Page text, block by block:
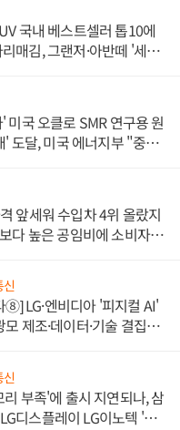
국내 베스트셀러 톱10에
매김, 그랜저·아반떼 '세단
미국 오클로 SMR 연구용 원
' 도달, 미국 에너지부 "중요
앞세워 수입차 4위 올랐지
다 높은 공임비에 소비자
신
⑧] LG·엔비디아 '피지컬 AI'
제조·데이터·기술 결집
신
부족'에 출시 지연되나, 삼
디스플레이 LG이노텍 '탈